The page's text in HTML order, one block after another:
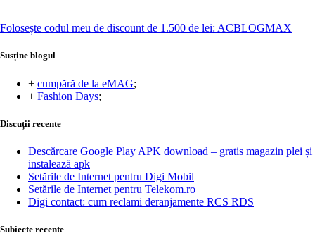
Folosește codul meu de discount de 1.500 de lei: ACBLOGMAX
Susține blogul
+ cumpără de la eMAG;
+ Fashion Days;
Discuții recente
Descărcare Google Play APK download – gratis magazin plei și
instalează apk
Setările de Internet pentru Digi Mobil
Setările de Internet pentru Telekom.ro
Digi contact: cum reclami deranjamente RCS RDS
Subiecte recente